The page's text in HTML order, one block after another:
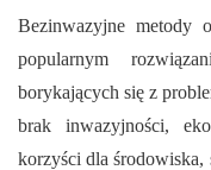
Bezinwazyjne metody
popularnym
borykających się z
brak inwazyjności,
korzyści dla środowiska,